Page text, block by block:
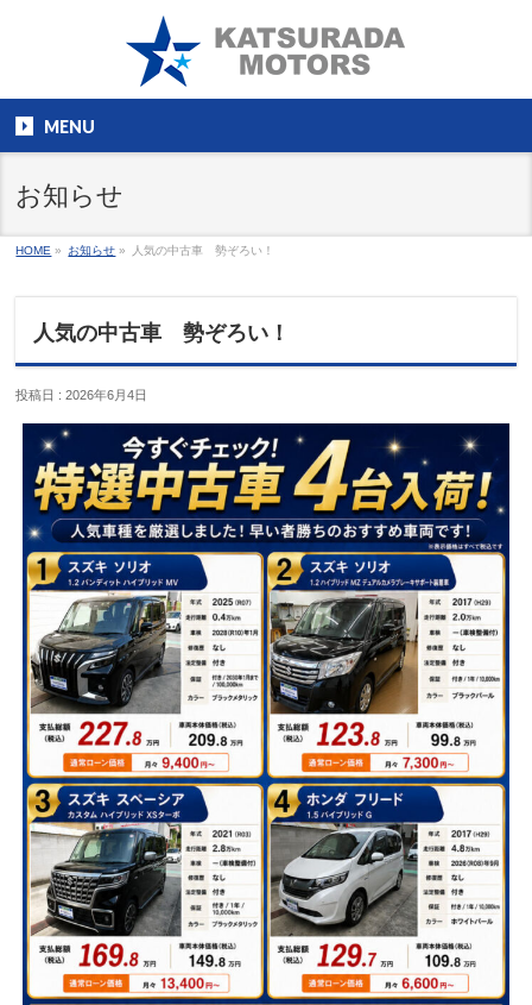
MENU
お知らせ
HOME » お知らせ » 人気の中古車 勢ぞろい！
人気の中古車 勢ぞろい！
投稿日 : 2026年6月4日